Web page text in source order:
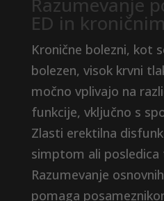
ED in
Kronične bolezni, kot
bolezen, visok krvni
močno vplivajo na
funkcije, vključno s
Zlasti erektilna
simptom ali posledica
Razumevanje
pomaga